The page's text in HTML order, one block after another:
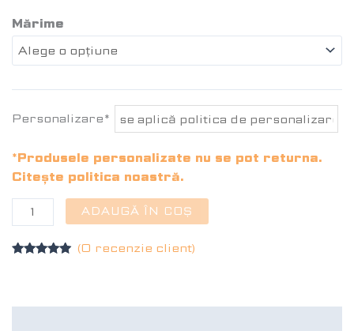
Mărime
Personalizare*
*Produsele personalizate nu se pot returna.
Citește politica noastră.
ADAUGĂ ÎN COȘ
singure
(O recenzie client)